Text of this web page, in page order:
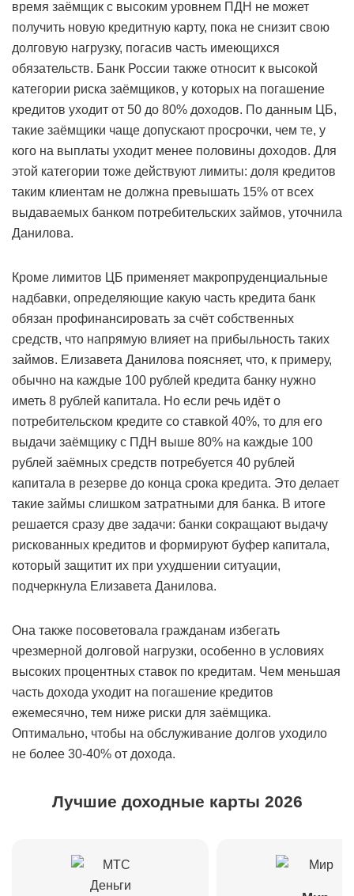
время заёмщик с высоким уровнем ПДН не может
получить новую кредитную карту, пока не снизит свою
долговую нагрузку, погасив часть имеющихся
обязательств. Банк России также относит к высокой
категории риска заёмщиков, у которых на погашение
кредитов уходит от 50 до 80% доходов. По данным ЦБ,
такие заёмщики чаще допускают просрочки, чем те, у
кого на выплаты уходит менее половины доходов. Для
этой категории тоже действуют лимиты: доля кредитов
таким клиентам не должна превышать 15% от всех
выдаваемых банком потребительских займов, уточнила
Данилова.
Кроме лимитов ЦБ применяет макропруденциальные
надбавки, определяющие какую часть кредита банк
обязан профинансировать за счёт собственных
средств, что напрямую влияет на прибыльность таких
займов. Елизавета Данилова поясняет, что, к примеру,
обычно на каждые 100 рублей кредита банку нужно
иметь 8 рублей капитала. Но если речь идёт о
потребительском кредите со ставкой 40%, то для его
выдачи заёмщику с ПДН выше 80% на каждые 100
рублей заёмных средств потребуется 40 рублей
капитала в резерве до конца срока кредита. Это делает
такие займы слишком затратными для банка. В итоге
решается сразу две задачи: банки сокращают выдачу
рискованных кредитов и формируют буфер капитала,
который защитит их при ухудшении ситуации,
подчеркнула Елизавета Данилова.
Она также посоветовала гражданам избегать
чрезмерной долговой нагрузки, особенно в условиях
высоких процентных ставок по кредитам. Чем меньшая
часть дохода уходит на погашение кредитов
ежемесячно, тем ниже риски для заёмщика.
Оптимально, чтобы на обслуживание долгов уходило
не более 30-40% от дохода.
Лучшие доходные карты 2026